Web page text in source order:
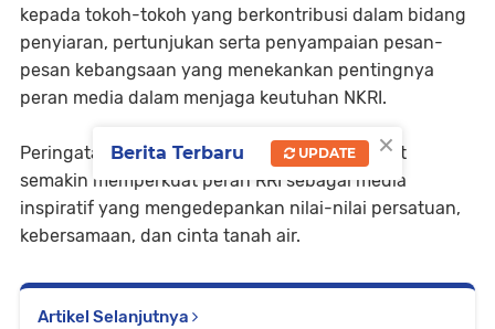
kepada tokoh-tokoh yang berkontribusi dalam bidang
penyiaran, pertunjukan serta penyampaian pesan-
pesan kebangsaan yang menekankan pentingnya
peran media dalam menjaga keutuhan NKRI.
Peringatan HUT RRI ke-79 ini diharapkan dapat
semakin memperkuat peran RRI sebagai media
inspiratif yang mengedepankan nilai-nilai persatuan,
kebersamaan, dan cinta tanah air.
Artikel Selanjutnya
×
Berita Terbaru UPDATE